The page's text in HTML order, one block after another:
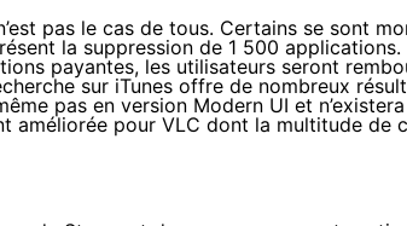
pas le cas de tous. Certains se sont
la suppression de 1 500
payantes, les utilisateurs seront
sur iTunes offre de nombreux
pas en version Modern UI et
améliorée pour VLC dont la multitude de